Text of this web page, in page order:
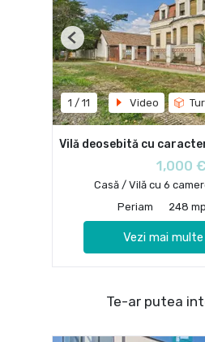
1 / 11 Video
Previous
Vilă deosebită cu
1,000 €
Casă / Vilă cu 6
Periam
248 mp
Vezi mai
Te-ar putea